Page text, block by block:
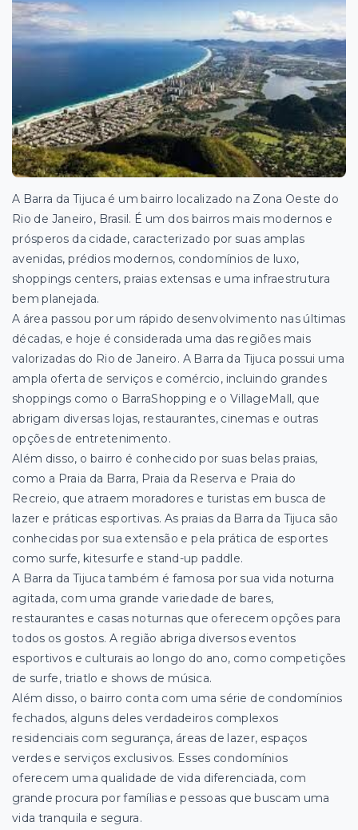
A Barra da Tijuca é um bairro localizado na Zona Oeste do
Rio de Janeiro, Brasil. É um dos bairros mais modernos e
prósperos da cidade, caracterizado por suas amplas
avenidas, prédios modernos, condomínios de luxo,
shoppings centers, praias extensas e uma infraestrutura
bem planejada.
A área passou por um rápido desenvolvimento nas últimas
décadas, e hoje é considerada uma das regiões mais
valorizadas do Rio de Janeiro. A Barra da Tijuca possui uma
ampla oferta de serviços e comércio, incluindo grandes
shoppings como o BarraShopping e o VillageMall, que
abrigam diversas lojas, restaurantes, cinemas e outras
opções de entretenimento.
Além disso, o bairro é conhecido por suas belas praias,
como a Praia da Barra, Praia da Reserva e Praia do
Recreio, que atraem moradores e turistas em busca de
lazer e práticas esportivas. As praias da Barra da Tijuca são
conhecidas por sua extensão e pela prática de esportes
como surfe, kitesurfe e stand-up paddle.
A Barra da Tijuca também é famosa por sua vida noturna
agitada, com uma grande variedade de bares,
restaurantes e casas noturnas que oferecem opções para
todos os gostos. A região abriga diversos eventos
esportivos e culturais ao longo do ano, como competições
de surfe, triatlo e shows de música.
Além disso, o bairro conta com uma série de condomínios
fechados, alguns deles verdadeiros complexos
residenciais com segurança, áreas de lazer, espaços
verdes e serviços exclusivos. Esses condomínios
oferecem uma qualidade de vida diferenciada, com
grande procura por famílias e pessoas que buscam uma
vida tranquila e segura.